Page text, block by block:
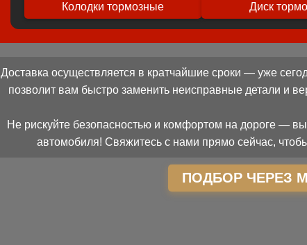
Колодки тормозные Диск
Доставка осуществляется в кратчайшие сроки — уже
позволит вам быстро заменить неисправные детали и
Не рискуйте безопасностью и комфортом на дороге —
автомобиля! Свяжитесь с нами прямо сейчас,
ПОДБОР ЧЕРЕЗ